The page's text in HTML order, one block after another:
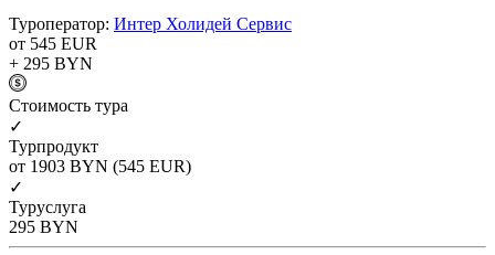
Туроператор: Интер Холидей Сервис
от 545 EUR
+ 295 BYN
Cтоимость тура
✓
Турпродукт
от 1903 BYN (545 EUR)
✓
Туруслуга
295 BYN